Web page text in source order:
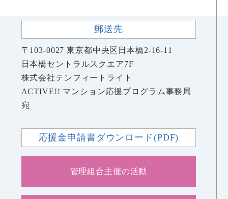
郵送先
〒103-0027 東京都中央区日本橋2-16-11
日本橋セントラルスクエア7F
株式会社テンフィートライト
ACTIVE!! マンション応援プログラム事務局
宛
応援金申請書ダウンロード(PDF)
管理組合主催の活動